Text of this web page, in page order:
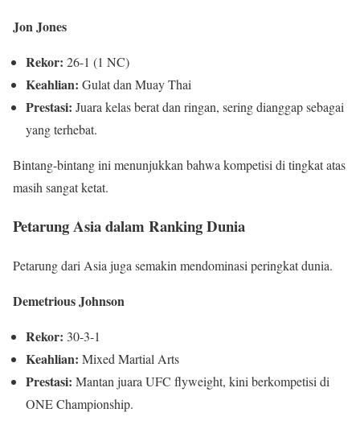
Jon Jones
Rekor: 26-1 (1 NC)
Keahlian: Gulat dan Muay Thai
Prestasi: Juara kelas berat dan ringan, sering dianggap sebagai
yang terhebat.
Bintang-bintang ini menunjukkan bahwa kompetisi di tingkat atas
masih sangat ketat.
Petarung Asia dalam Ranking Dunia
Petarung dari Asia juga semakin mendominasi peringkat dunia.
Demetrious Johnson
Rekor: 30-3-1
Keahlian: Mixed Martial Arts
Prestasi: Mantan juara UFC flyweight, kini berkompetisi di
ONE Championship.